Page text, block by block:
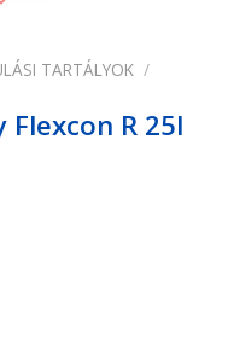
TARTÁLYOK /
R 25l